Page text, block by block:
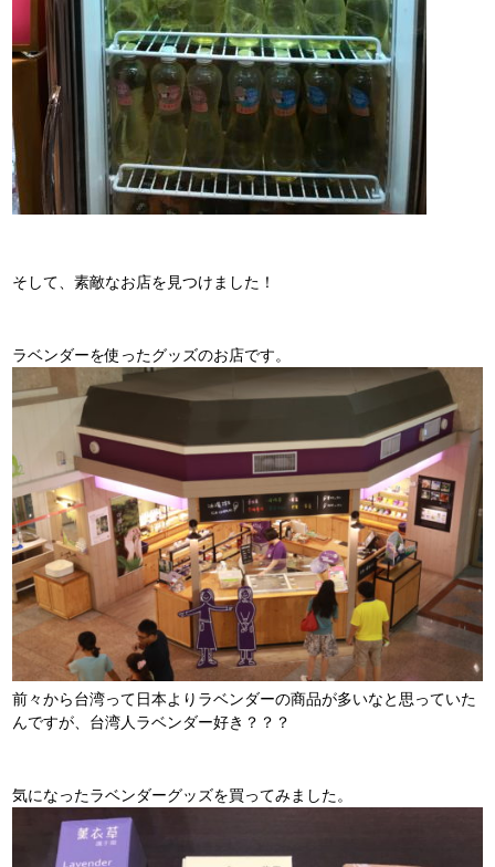
そして、素敵なお店を見つけました！
ラベンダーを使ったグッズのお店です。
前々から台湾って日本よりラベンダーの商品が多いなと思っていた
んですが、台湾人ラベンダー好き？？？
気になったラベンダーグッズを買ってみました。